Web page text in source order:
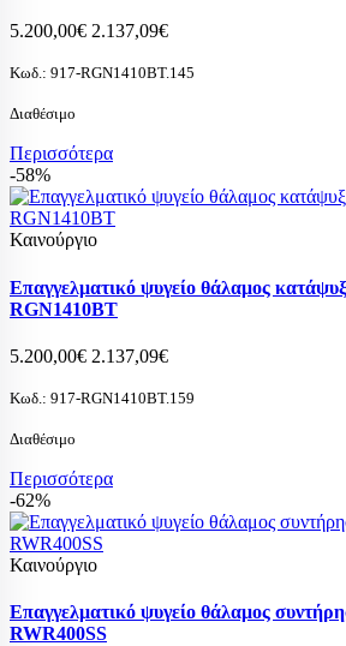
5.200,00€ 2.137,09€
Κωδ.: 917-RGN1410BT.145
Διαθέσιμο
Περισσότερα
-58%
Καινούργιο
Επαγγελματικό ψυγείο θάλαμος
RGN1410BT
5.200,00€ 2.137,09€
Κωδ.: 917-RGN1410BT.159
Διαθέσιμο
Περισσότερα
-62%
Καινούργιο
Επαγγελματικό ψυγείο θάλαμος
RWR400SS